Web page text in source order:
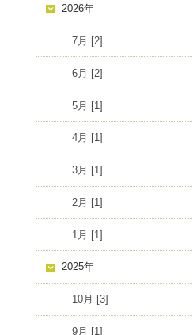
2026年
7月 [2]
6月 [2]
5月 [1]
4月 [1]
3月 [1]
2月 [1]
1月 [1]
2025年
10月 [3]
9月 [1]